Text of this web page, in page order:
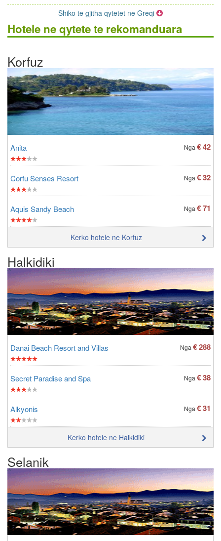
Shiko te gjitha qytetet ne Greqi
Hotele ne qytete te rekomanduara
Korfuz
Anita Nga € 42
Corfu Senses Resort Nga € 32
Aquis Sandy Beach Nga € 71
Kerko hotele ne Korfuz
Halkidiki
Danai Beach Resort and Villas Nga € 288
Secret Paradise and Spa Nga € 38
Alkyonis Nga € 31
Kerko hotele ne Halkidiki
Selanik